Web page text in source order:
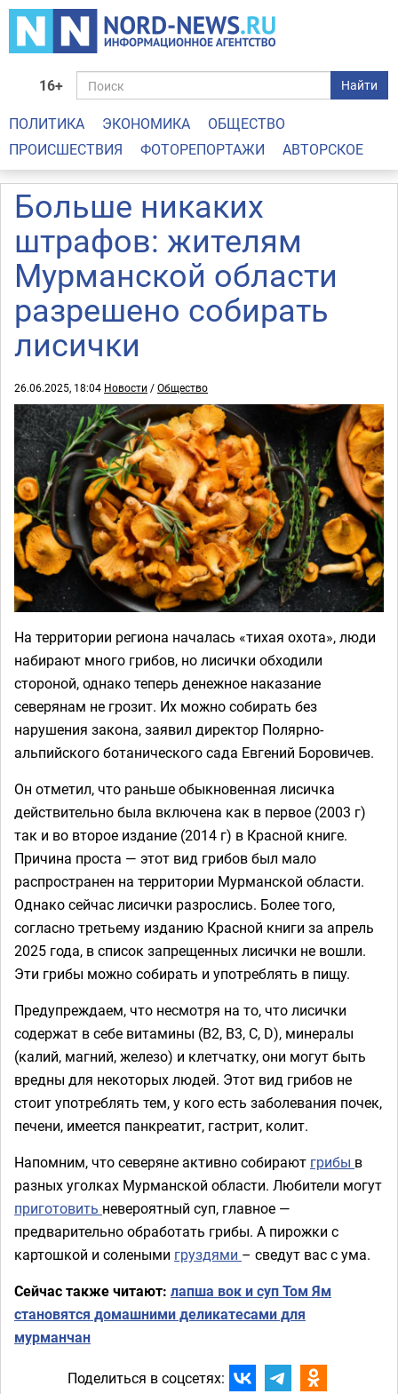
16+ Найти
ПОЛИТИКА ЭКОНОМИКА
ОБЩЕСТВО
ПРОИСШЕСТВИЯ
ФОТОРЕПОРТАЖИ АВТОРСКОЕ
Больше никаких
штрафов: жителям
Мурманской области
разрешено собирать
лисички
26.06.2025, 18:04 Новости /Общество
На территории региона началась «тихая охота», люди
набирают много грибов, но лисички обходили
стороной, однако теперь денежное наказание
северянам не грозит. Их можно собирать без
нарушения закона, заявил директор Полярно-
альпийского ботанического сада Евгений Боровичев.
Он отметил, что раньше обыкновенная лисичка
действительно была включена как в первое (2003 г)
так и во второе издание (2014 г) в Красной книге.
Причина проста — этот вид грибов был мало
распространен на территории Мурманской области.
Однако сейчас лисички разрослись. Более того,
согласно третьему изданию Красной книги за апрель
2025 года, в список запрещенных лисички не вошли.
Эти грибы можно собирать и употреблять в пищу.
Предупреждаем, что несмотря на то, что лисички
содержат в себе витамины (В2, В3, С, D), минералы
(калий, магний, железо) и клетчатку, они могут быть
вредны для некоторых людей. Этот вид грибов не
стоит употреблять тем, у кого есть заболевания почек,
печени, имеется панкреатит, гастрит, колит.
Напомним, что северяне активно собирают грибы в
разных уголках Мурманской области. Любители могут
приготовить невероятный суп, главное —
предварительно обработать грибы. А пирожки с
картошкой и солеными груздями – сведут вас с ума.
Сейчас также читают: лапша вок и суп Том Ям
становятся домашними деликатесами для
мурманчан
Поделиться в соцсетях: